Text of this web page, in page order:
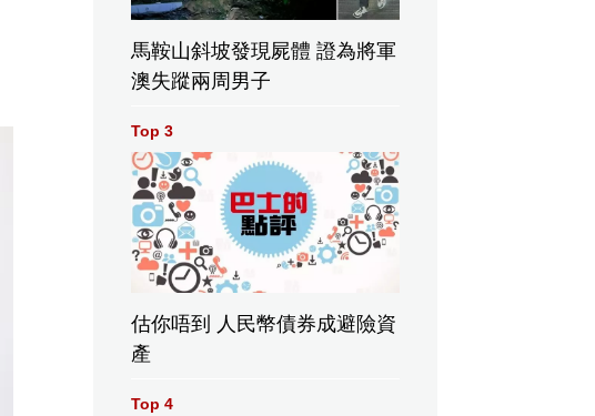
馬鞍山斜坡發現屍體 證為將軍
澳失蹤兩周男子
Top 3
估你唔到 人民幣債券成避險資
產
Top 4